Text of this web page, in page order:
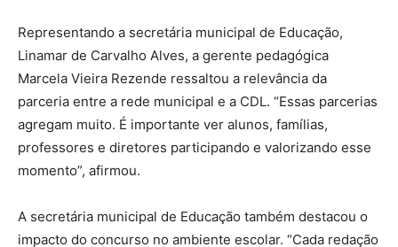
Representando a secretária municipal de Educação,
Linamar de Carvalho Alves, a gerente pedagógica
Marcela Vieira Rezende ressaltou a relevância da
parceria entre a rede municipal e a CDL. “Essas parcerias
agregam muito. É importante ver alunos, famílias,
professores e diretores participando e valorizando esse
momento”, afirmou.
A secretária municipal de Educação também destacou o
impacto do concurso no ambiente escolar. “Cada redação